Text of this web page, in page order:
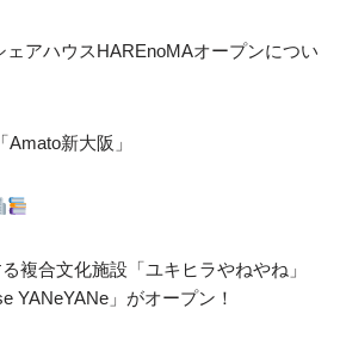
ェアハウスHAREnoMAオープンについ
新大阪」
複合文化施設「ユキヒラやねやね」
YANeYANe」がオープン！